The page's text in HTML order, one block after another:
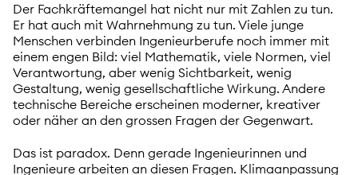
Der Fachkräftemangel hat nicht nur mit Zahlen zu tun.
Er hat auch mit Wahrnehmung zu tun. Viele junge
Menschen verbinden Ingenieurberufe noch immer mit
einem engen Bild: viel Mathematik, viele Normen, viel
Verantwortung, aber wenig Sichtbarkeit, wenig
Gestaltung, wenig gesellschaftliche Wirkung. Andere
technische Bereiche erscheinen moderner, kreativer
oder näher an den grossen Fragen der Gegenwart.
Das ist paradox. Denn gerade Ingenieurinnen und
Ingenieure arbeiten an diesen Fragen. Klimaanpassung